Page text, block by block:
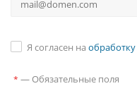
Я согласен на
* — Обязательные поля